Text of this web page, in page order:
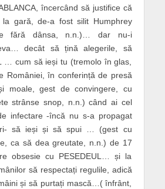
încercând să justifice că
gară, de-a fost silit Humphrey
fără dânsa, n.n.)… dar nu-i
decât să țină alegerile, să
… cum să ieși tu (tremolo în glas,
României, în conferință de presă
moale, gest de convingere, cu
strânse snop, n.n.) când ai cel
infectare -încă nu s-a propagat
să ieși și să spui … (gest cu
ca să dea greutate, n.n.) de 17
obsesie cu PESEDEUL… și la
să respectați regulile, adică
și să purtați mască…( înfrânt,